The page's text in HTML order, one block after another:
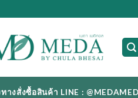
างสั่งซื้อสินค้า LINE :